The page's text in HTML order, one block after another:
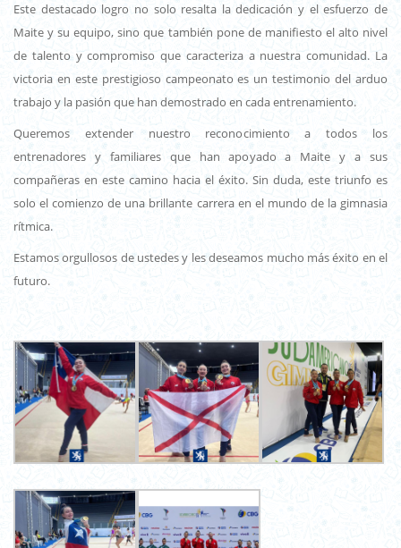
Este destacado logro no solo resalta la dedicación y el esfuerzo de
Maite y su equipo, sino que también pone de manifiesto el alto nivel
de talento y compromiso que caracteriza a nuestra comunidad. La
victoria en este prestigioso campeonato es un testimonio del arduo
trabajo y la pasión que han demostrado en cada entrenamiento.
Queremos extender nuestro reconocimiento a todos los
entrenadores y familiares que han apoyado a Maite y a sus
compañeras en este camino hacia el éxito. Sin duda, este triunfo es
solo el comienzo de una brillante carrera en el mundo de la gimnasia
rítmica.
Estamos orgullosos de ustedes y les deseamos mucho más éxito en el
futuro.